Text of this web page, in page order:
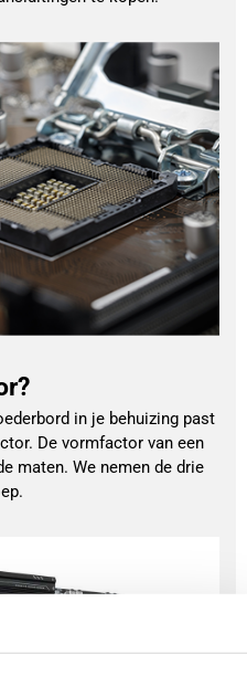
in je behuizing past
De vormfactor van een
maten. We nemen de drie